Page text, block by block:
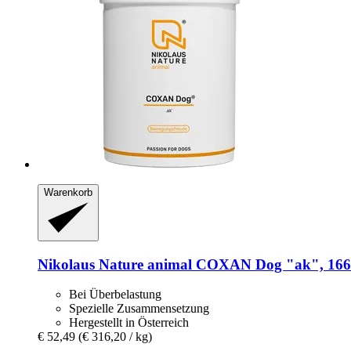
Warenkorb
Nikolaus Nature animal COXAN Dog "ak",
Bei Überbelastung
Spezielle Zusammensetzung
Hergestellt in Österreich
€ 52,49 (€ 316,20 / kg)